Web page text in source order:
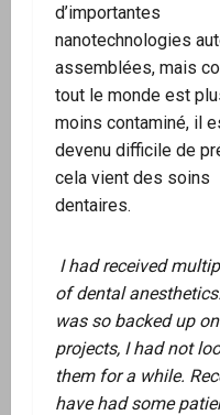
d’importantes
nanotechnologies
assemblées, mais
tout le monde est
moins contaminé, il
devenu difficile de
cela vient des soins
dentaires.
I had received
of dental
was so backed up on
projects, I had not
them for a while.
have had some